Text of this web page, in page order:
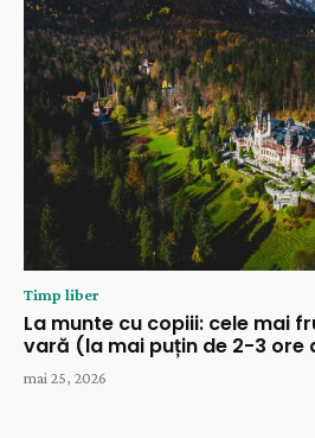
Timp liber
La munte cu copiii: cele mai
vară (la mai puțin de 2-3 ore
mai 25, 2026